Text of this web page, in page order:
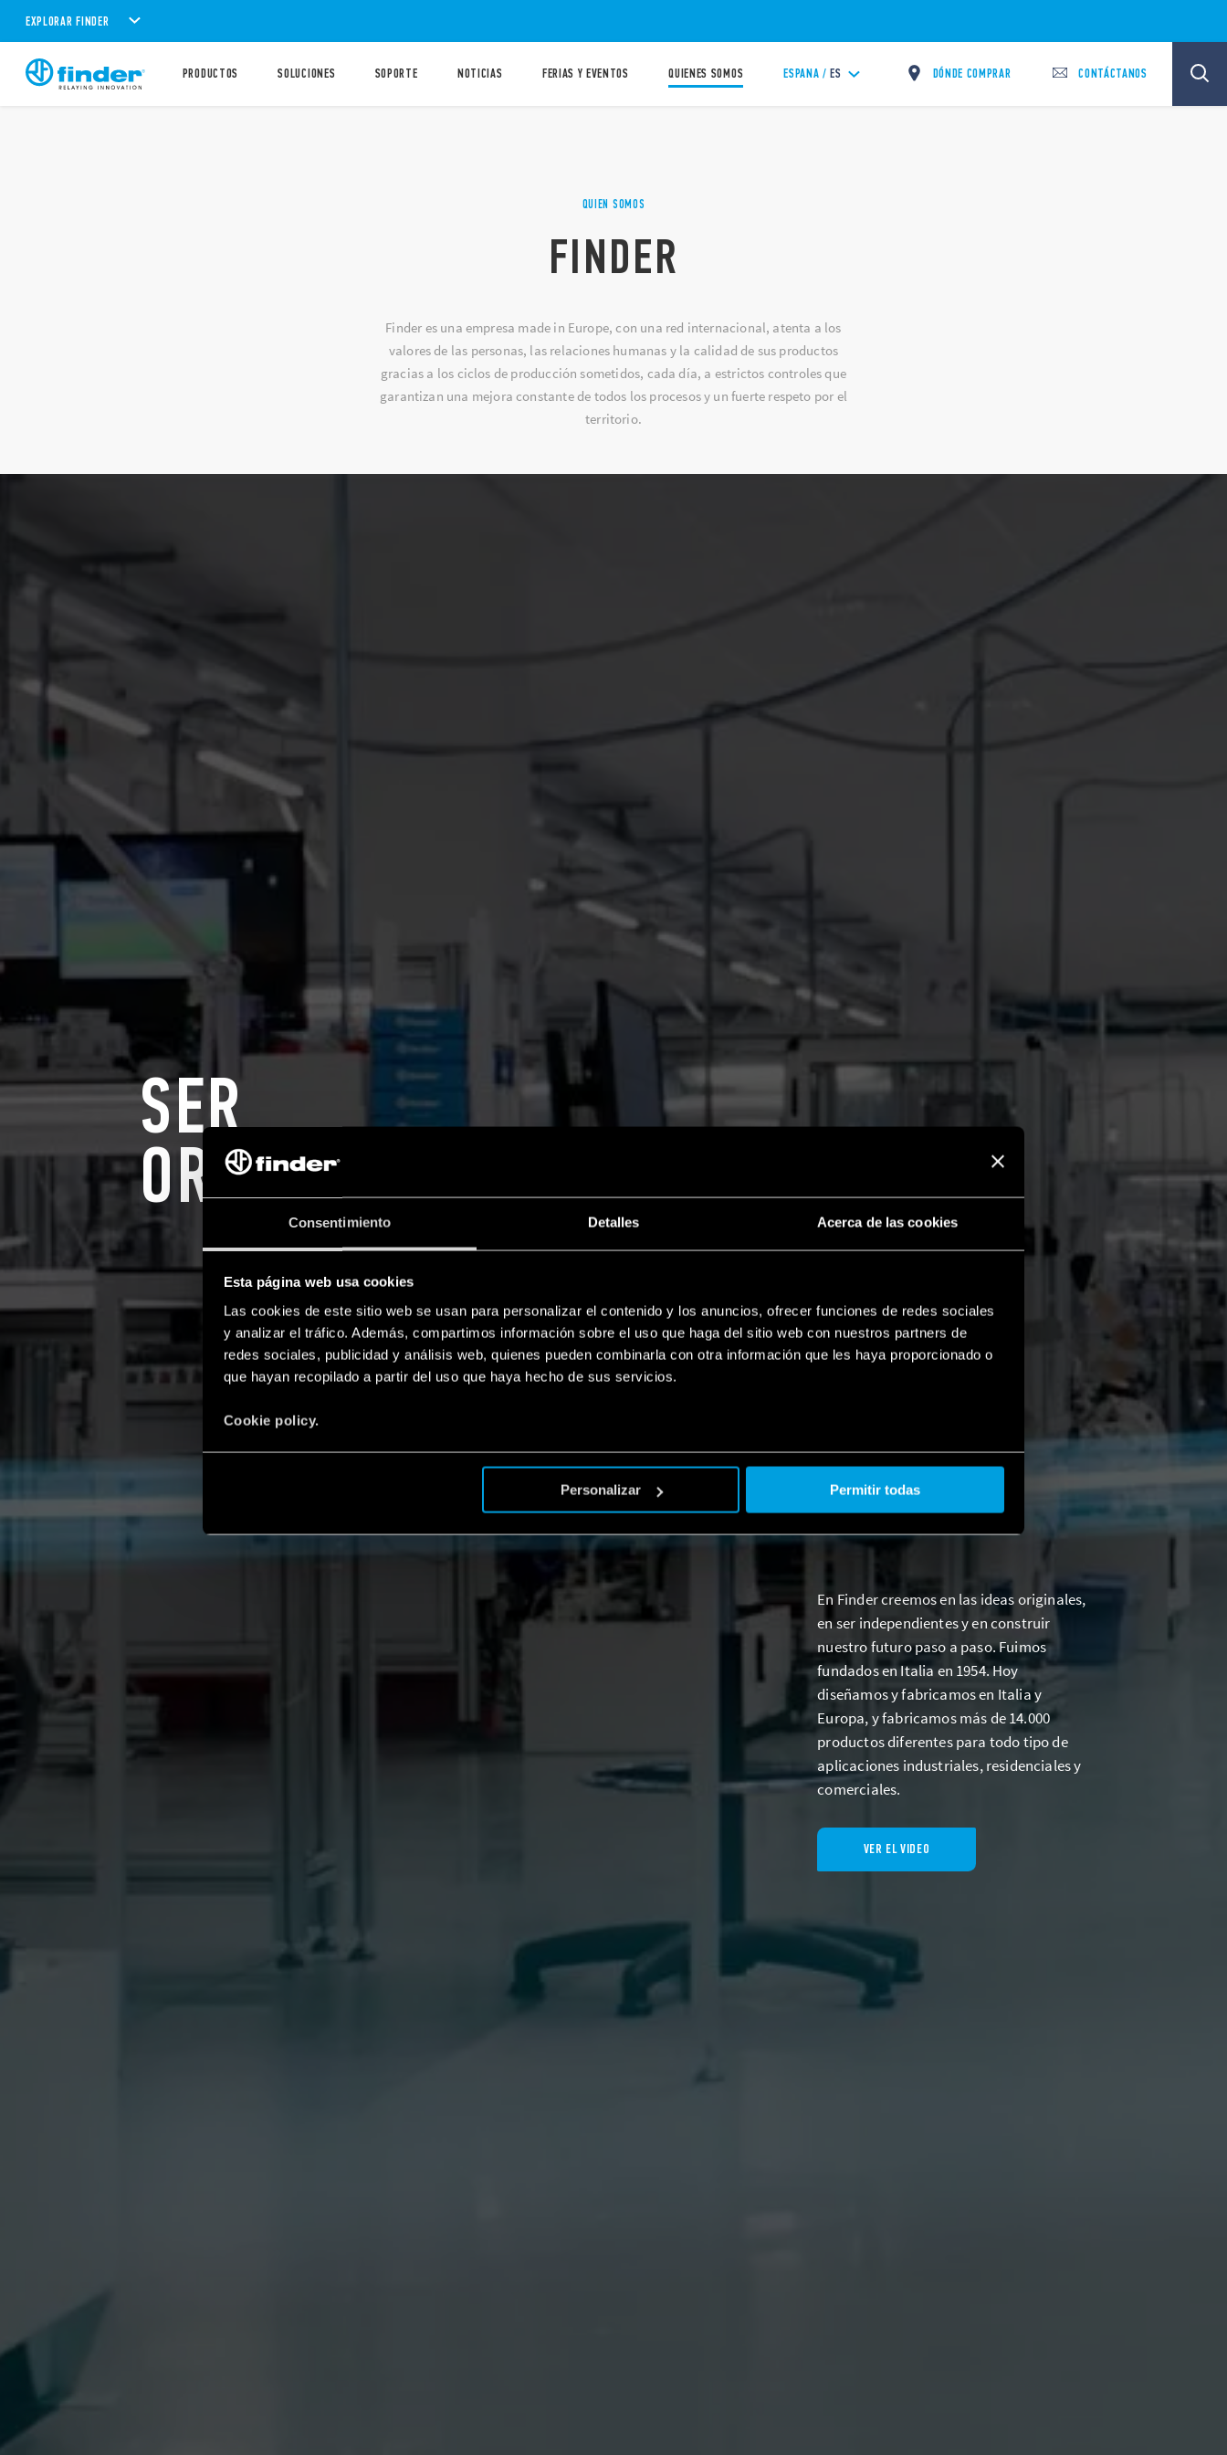
Consentimiento Detalles Acerca de las cookies
Esta página web usa cookies
Las cookies de este sitio web se usan para personalizar el contenido y los anuncios, ofrecer funciones de redes sociales
y analizar el tráfico. Además, compartimos información sobre el uso que haga del sitio web con nuestros partners de
redes sociales, publicidad y análisis web, quienes pueden combinarla con otra información que les haya proporcionado o
que hayan recopilado a partir del uso que haya hecho de sus servicios.
Cookie policy.
Personalizar Permitir todas
EXPLORAR FINDER
PRODUCTOS SOLUCIONES SOPORTE NOTICIAS FERIAS Y EVENTOS QUIENES SOMOS ESPANA / ES DÓNDE COMPRAR CONTÁCTANOS
QUIEN SOMOS
FINDER
Finder es una empresa made in Europe, con una red internacional, atenta a los
valores de las personas, las relaciones humanas y la calidad de sus productos
gracias a los ciclos de producción sometidos, cada día, a estrictos controles que
garantizan una mejora constante de todos los procesos y un fuerte respeto por el
territorio.
SER
ORIGINALES, DESDE 1954
En Finder creemos en las ideas originales,
en ser independientes y en construir
nuestro futuro paso a paso. Fuimos
fundados en Italia en 1954. Hoy
diseñamos y fabricamos en Italia y
Europa, y fabricamos más de 14.000
productos diferentes para todo tipo de
aplicaciones industriales, residenciales y
comerciales.
VER EL VIDEO